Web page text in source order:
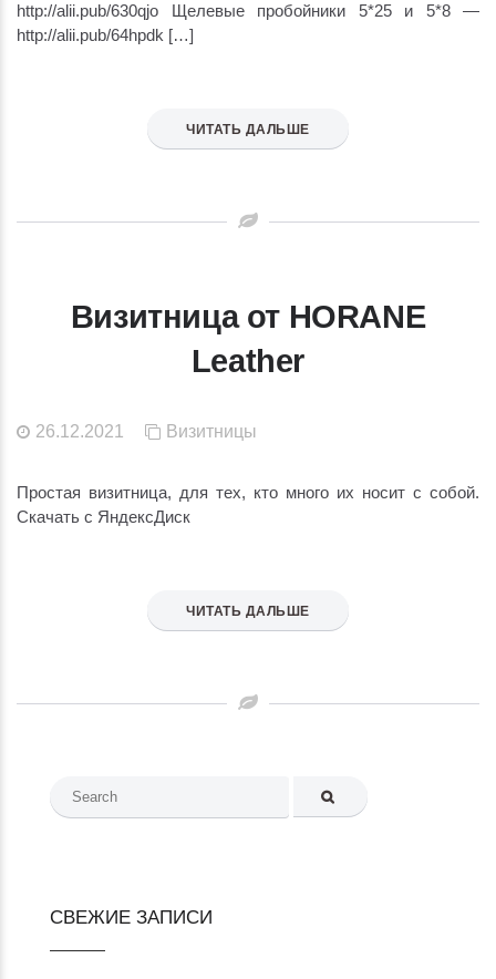
http://alii.pub/630qjo Щелевые пробойники 5*25 и 5*8 —
http://alii.pub/64hpdk […]
ЧИТАТЬ ДАЛЬШЕ
Визитница от HORANE
Leather
26.12.2021 Визитницы
Простая визитница, для тех, кто много их носит с собой.
Скачать с ЯндексДиск
ЧИТАТЬ ДАЛЬШЕ
for:
СВЕЖИЕ ЗАПИСИ